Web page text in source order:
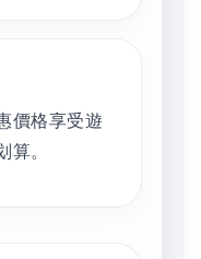
價格享受遊
算。